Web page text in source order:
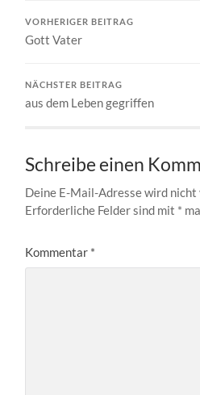
VORHERIGER BEITRAG
Gott Vater
NÄCHSTER BEITRAG
aus dem Leben gegriffen
Schreibe einen
Deine E-Mail-Adresse wird
Erforderliche Felder sind mit *
Kommentar *